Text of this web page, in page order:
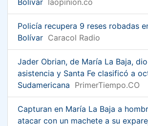
Policía recupera 9 reses robadas
Bolívar Caracol Radio
Jader Obrian, de María La Baja,
asistencia y Santa Fe clasificó a
Sudamericana PrimerTiempo.CO
Capturan en María La Baja a
atacar con un machete a su